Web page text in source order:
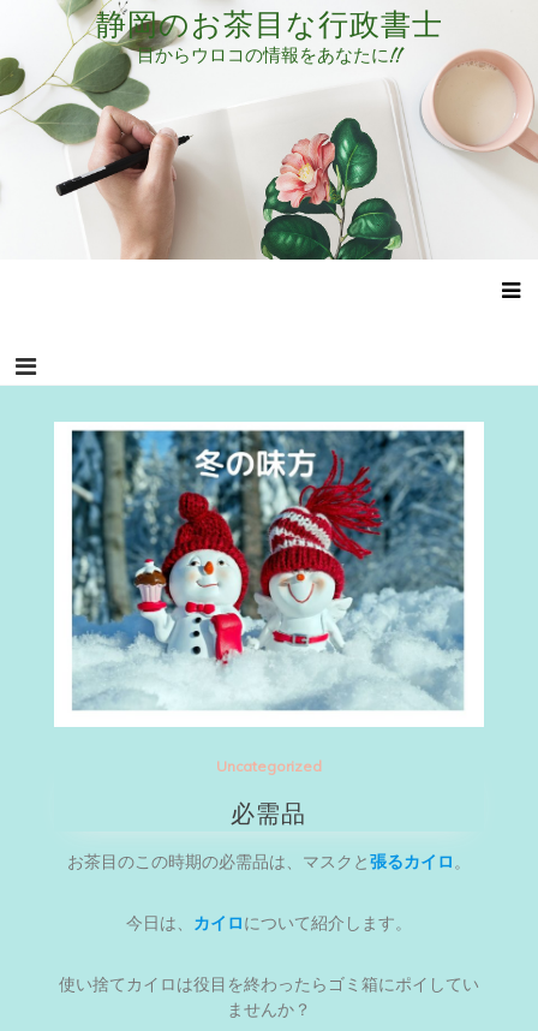
テ
ン
ツ
キ
静岡のお茶目な行政書士
目からウロコの情報をあなたに!!
Uncategorized
必需品
お茶目のこの時期の必需品は、マスクと張るカイロ。
今日は、 カイロについて紹介します。
使い捨てカイロは役目を終わったらゴミ箱にポイしてい
ませんか？